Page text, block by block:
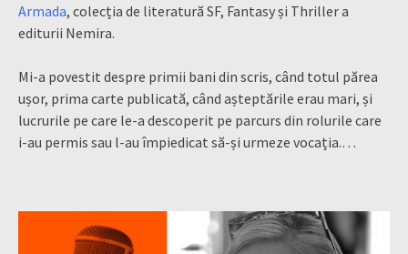
Armada, colecția de literatură SF, Fantasy și Thriller a
editurii Nemira.
Mi-a povestit despre primii bani din scris, când totul părea
ușor, prima carte publicată, când așteptările erau mari, și
lucrurile pe care le-a descoperit pe parcurs din rolurile care
i-au permis sau l-au împiedicat să-și urmeze vocația.…